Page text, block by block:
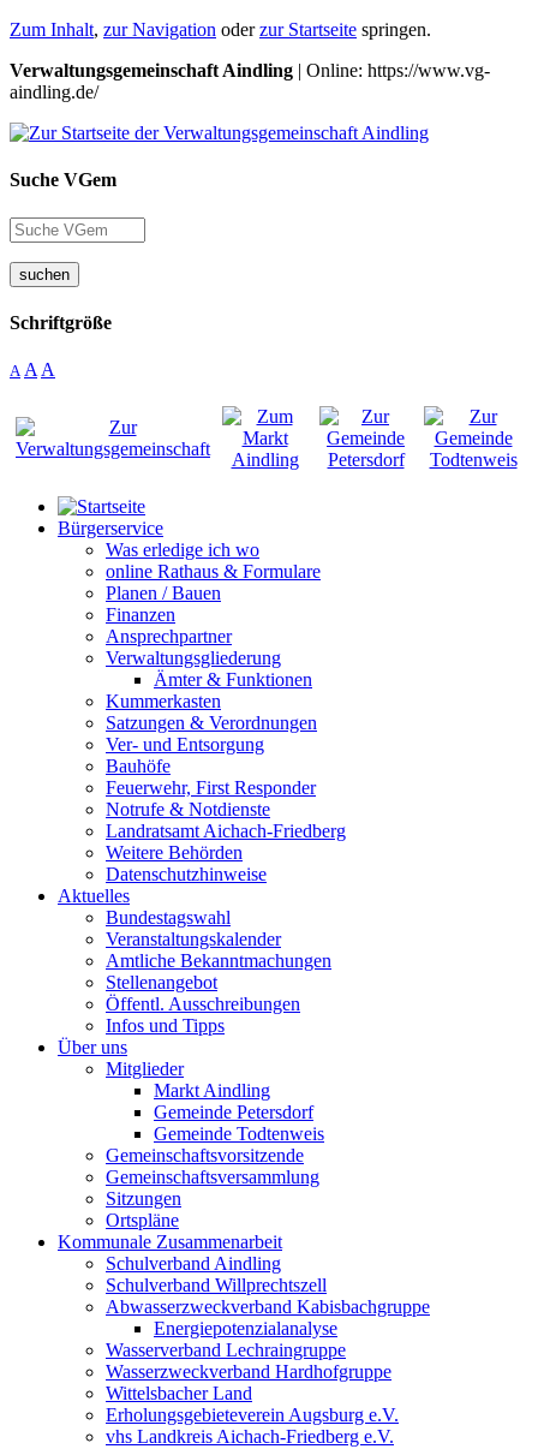
Zum Inhalt, zur Navigation oderzur Startseite springen.
Verwaltungsgemeinschaft Aindling | Online: https://www.vg-
aindling.de/
Suche VGem
suchen
Schriftgröße
A A A
Bürgerservice
Was erledige ich wo
online Rathaus & Formulare
Planen / Bauen
Finanzen
Ansprechpartner
Verwaltungsgliederung
Ämter & Funktionen
Kummerkasten
Satzungen & Verordnungen
Ver- und Entsorgung
Bauhöfe
Feuerwehr, First Responder
Notrufe & Notdienste
Landratsamt Aichach-Friedberg
Weitere Behörden
Datenschutzhinweise
Aktuelles
Bundestagswahl
Veranstaltungskalender
Amtliche Bekanntmachungen
Stellenangebot
Öffentl. Ausschreibungen
Infos und Tipps
Über uns
Mitglieder
Markt Aindling
Gemeinde Petersdorf
Gemeinde Todtenweis
Gemeinschaftsvorsitzende
Gemeinschaftsversammlung
Sitzungen
Ortspläne
Kommunale Zusammenarbeit
Schulverband Aindling
Schulverband Willprechtszell
Abwasserzweckverband Kabisbachgruppe
Energiepotenzialanalyse
Wasserverband Lechraingruppe
Wasserzweckverband Hardhofgruppe
Wittelsbacher Land
Erholungsgebieteverein Augsburg e.V.
vhs Landkreis Aichach-Friedberg e.V.